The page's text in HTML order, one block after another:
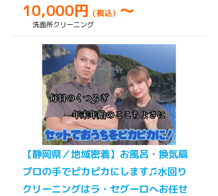
10,000円 （税込） ～
洗面所クリーニング
【静岡県／地域密着】お風呂・換気扇
プロの手でピカピカにします♫水回り
クリーニングはラ・セグーロへお任せ